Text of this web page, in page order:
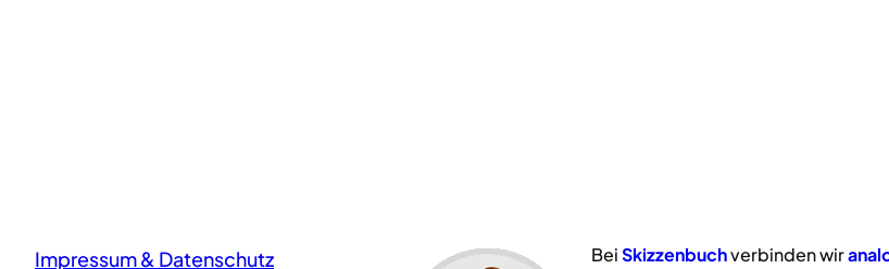
Impressum & Datenschutz BeiSkizzenbuchverbinden wir